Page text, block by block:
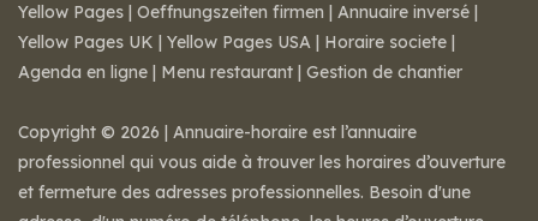
Yellow Pages | Oeffnungszeiten firmen | Annuaire inversé |
Yellow Pages UK | Yellow Pages USA | Horaire societe |
Agenda en ligne | Menu restaurant | Gestion de chantier
Copyright © 2026 | Annuaire-horaire est l’annuaire
professionnel qui vous aide à trouver les horaires d’ouverture
et fermeture des adresses professionnelles. Besoin d'une